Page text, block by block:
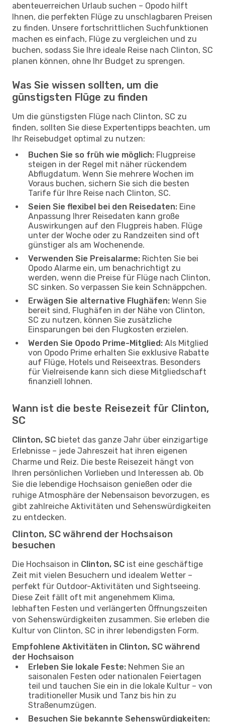
abenteuerreichen Urlaub suchen – Opodo hilft
Ihnen, die perfekten Flüge zu unschlagbaren Preisen
zu finden. Unsere fortschrittlichen Suchfunktionen
machen es einfach, Flüge zu vergleichen und zu
buchen, sodass Sie Ihre ideale Reise nach Clinton, SC
planen können, ohne Ihr Budget zu sprengen.
Was Sie wissen sollten, um die
günstigsten Flüge zu finden
Um die günstigsten Flüge nach Clinton, SC zu
finden, sollten Sie diese Expertentipps beachten, um
Ihr Reisebudget optimal zu nutzen:
Buchen Sie so früh wie möglich: Flugpreise
steigen in der Regel mit näher rückendem
Abflugdatum. Wenn Sie mehrere Wochen im
Voraus buchen, sichern Sie sich die besten
Tarife für Ihre Reise nach Clinton, SC.
Seien Sie flexibel bei den Reisedaten: Eine
Anpassung Ihrer Reisedaten kann große
Auswirkungen auf den Flugpreis haben. Flüge
unter der Woche oder zu Randzeiten sind oft
günstiger als am Wochenende.
Verwenden Sie Preisalarme: Richten Sie bei
Opodo Alarme ein, um benachrichtigt zu
werden, wenn die Preise für Flüge nach Clinton,
SC sinken. So verpassen Sie kein Schnäppchen.
Erwägen Sie alternative Flughäfen: Wenn Sie
bereit sind, Flughäfen in der Nähe von Clinton,
SC zu nutzen, können Sie zusätzliche
Einsparungen bei den Flugkosten erzielen.
Werden Sie Opodo Prime-Mitglied: Als Mitglied
von Opodo Prime erhalten Sie exklusive Rabatte
auf Flüge, Hotels und Reiseextras. Besonders
für Vielreisende kann sich diese Mitgliedschaft
finanziell lohnen.
Wann ist die beste Reisezeit für Clinton,
SC
Clinton, SC bietet das ganze Jahr über einzigartige
Erlebnisse – jede Jahreszeit hat ihren eigenen
Charme und Reiz. Die beste Reisezeit hängt von
Ihren persönlichen Vorlieben und Interessen ab. Ob
Sie die lebendige Hochsaison genießen oder die
ruhige Atmosphäre der Nebensaison bevorzugen, es
gibt zahlreiche Aktivitäten und Sehenswürdigkeiten
zu entdecken.
Clinton, SC während der Hochsaison
besuchen
Die Hochsaison in Clinton, SC ist eine geschäftige
Zeit mit vielen Besuchern und idealem Wetter –
perfekt für Outdoor-Aktivitäten und Sightseeing.
Diese Zeit fällt oft mit angenehmem Klima,
lebhaften Festen und verlängerten Öffnungszeiten
von Sehenswürdigkeiten zusammen. Sie erleben die
Kultur von Clinton, SC in ihrer lebendigsten Form.
Empfohlene Aktivitäten in Clinton, SC während
der Hochsaison
Erleben Sie lokale Feste: Nehmen Sie an
saisonalen Festen oder nationalen Feiertagen
teil und tauchen Sie ein in die lokale Kultur – von
traditioneller Musik und Tanz bis hin zu
Straßenumzügen.
Besuchen Sie bekannte Sehenswürdigkeiten: